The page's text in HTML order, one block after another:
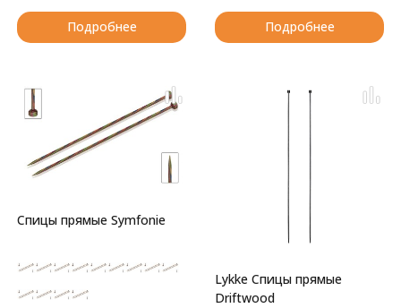
Подробнее Подробнее
Спицы прямые Symfonie
Lykke Спицы прямые
Driftwood